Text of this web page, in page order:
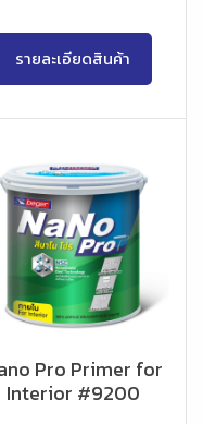
รายละเอียดสินค้า
Pro Primer for
Interior #9200